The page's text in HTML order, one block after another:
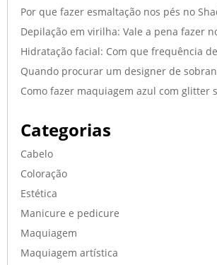
Por que fazer esmaltação nos pés no
Depilação em virilha: Vale a pena fazer
Hidratação facial: Com que frequência
Quando procurar um designer de
Como fazer maquiagem azul com glitter
Categorias
Cabelo
Coloração
Estética
Manicure e pedicure
Maquiagem
Maquiagem artística